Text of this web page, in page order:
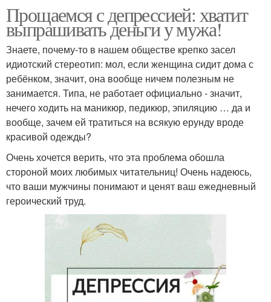
Прощаемся с депрессией: хватит
выпрашивать деньги у мужа!
Знаете, почему-то в нашем обществе крепко засел
идиотский стереотип: мол, если женщина сидит дома с
ребёнком, значит, она вообще ничем полезным не
занимается. Типа, не работает официально - значит,
нечего ходить на маникюр, педикюр, эпиляцию … да и
вообще, зачем ей тратиться на всякую ерунду вроде
красивой одежды?
Очень хочется верить, что эта проблема обошла
стороной моих любимых читательниц! Очень надеюсь,
что ваши мужчины понимают и ценят ваш ежедневный
героический труд.